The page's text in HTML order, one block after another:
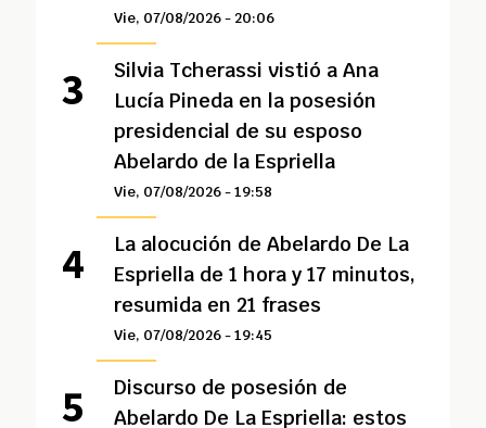
Vie, 07/08/2026 - 20:06
Silvia Tcherassi vistió a Ana
Lucía Pineda en la posesión
presidencial de su esposo
Abelardo de la Espriella
Vie, 07/08/2026 - 19:58
La alocución de Abelardo De La
Espriella de 1 hora y 17 minutos,
resumida en 21 frases
Vie, 07/08/2026 - 19:45
Discurso de posesión de
Abelardo De La Espriella: estos